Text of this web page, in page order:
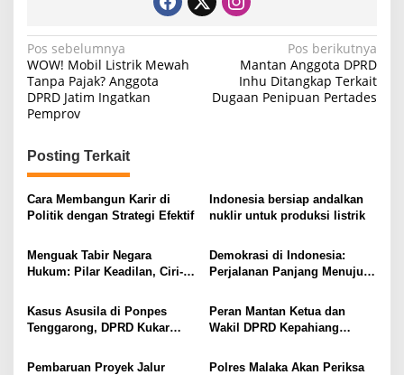
N
a
v
g
a
s
p
o
s
Pos sebelumnya
WOW! Mobil Listrik Mewah
Tanpa Pajak? Anggota
DPRD Jatim Ingatkan
Pemprov
Pos berikutnya
Mantan Anggota DPRD
Inhu Ditangkap Terkait
Dugaan Penipuan Pertades
Posting Terkait
Cara Membangun Karir di
Politik dengan Strategi Efektif
Indonesia bersiap andalkan
nuklir untuk produksi listrik
Menguak Tabir Negara
Hukum: Pilar Keadilan, Ciri-
Indonesia
Demokrasi di Indonesia:
Perjalanan Panjang Menuju
Kasus Asusila di Ponpes
Tenggarong, DPRD Kukar
dan RDP
Peran Mantan Ketua dan
Wakil DPRD Kepahiang
SPPD Fiktif
Pembaruan Proyek Jalur
Polres Malaka Akan Periksa